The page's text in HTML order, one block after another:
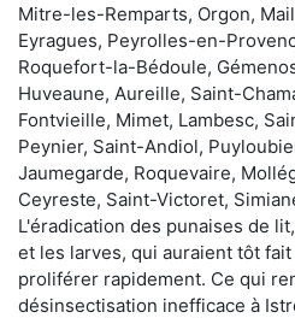
Mitre-les-Remparts, Orgon,
Eyragues, Peyrolles-en-
Roquefort-la-Bédoule,
Huveaune, Aureille, Saint-
Fontvieille, Mimet, Lambesc,
Peynier, Saint-Andiol,
Jaumegarde, Roquevaire,
Ceyreste, Saint-Victoret,
L'éradication des punaises de
et les larves, qui auraient tôt
proliférer rapidement. Ce qui
désinsectisation inefficace à